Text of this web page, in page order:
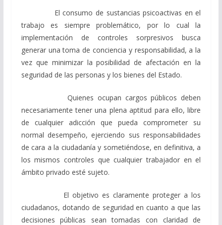
El consumo de sustancias psicoactivas en el
trabajo es siempre problemático, por lo cual la
implementación de controles sorpresivos busca
generar una toma de conciencia y responsabilidad, a la
vez que minimizar la posibilidad de afectación en la
seguridad de las personas y los bienes del Estado.
Quienes ocupan cargos públicos deben
necesariamente tener una plena aptitud para ello, libre
de cualquier adicción que pueda comprometer su
normal desempeño, ejerciendo sus responsabilidades
de cara a la ciudadanía y sometiéndose, en definitiva, a
los mismos controles que cualquier trabajador en el
ámbito privado esté sujeto.
El objetivo es claramente proteger a los
ciudadanos, dotando de seguridad en cuanto a que las
decisiones públicas sean tomadas con claridad de